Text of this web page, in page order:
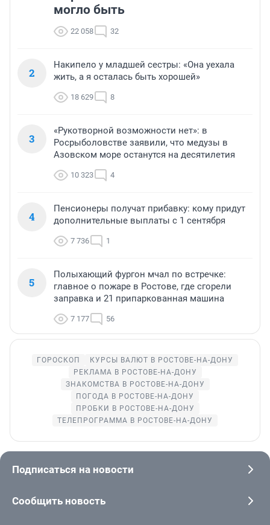
могло быть
22 058 32
2
Накипело у младшей сестры: «Она уехала
жить, а я осталась быть хорошей»
18 629 8
3
«Рукотворной возможности нет»: в
Росрыболовстве заявили, что медузы в
Азовском море останутся на десятилетия
10 323 4
4
Пенсионеры получат прибавку: кому придут
дополнительные выплаты с 1 сентября
7 736 1
5
Полыхающий фургон мчал по встречке:
главное о пожаре в Ростове, где сгорели
заправка и 21 припаркованная машина
7 177 56
ГОРОСКОП
КУРСЫ ВАЛЮТ В РОСТОВЕ-НА-ДОНУ
РЕКЛАМА В РОСТОВЕ-НА-ДОНУ
ЗНАКОМСТВА В РОСТОВЕ-НА-ДОНУ
ПОГОДА В РОСТОВЕ-НА-ДОНУ
ПРОБКИ В РОСТОВЕ-НА-ДОНУ
ТЕЛЕПРОГРАММА В РОСТОВЕ-НА-ДОНУ
Подписаться на новости
Сообщить новость